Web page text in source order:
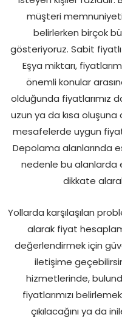
müşteri memnuniyeti
belirlerken birçok
gösteriyoruz. Sabit
Eşya miktarı,
önemli konular
olduğunda fiyatlarımız
uzun ya da kısa oluşuna
mesafelerde uygun
Depolama alanlarında
nedenle bu alanlarda
dikkate
Yollarda karşılaşılan
alarak fiyat
değerlendirmek için
iletişime
hizmetlerinde,
fiyatlarımızı
çıkılacağını ya da